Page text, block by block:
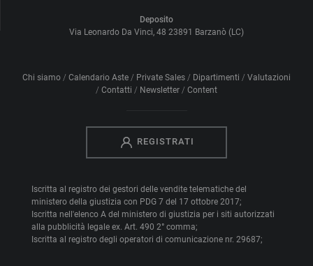
Deposito
Via Leonardo Da Vinci, 48 23891 Barzanò (LC)
Chi siamo Calendario Aste Private Sales Dipartimenti
Valutazioni
Contatti
Newsletter Content
REGISTRATI
Iscritta al registro dei gestori delle vendite telematiche del
ministero della giustizia con PDG 7 del 17 ottobre 2017;
Iscritta nell'elenco A del ministero di giustizia per i siti autorizzati
alla pubblicità legale ex. Art. 490 2° comma;
Iscritta al registro degli operatori di comunicazione nr. 29687;